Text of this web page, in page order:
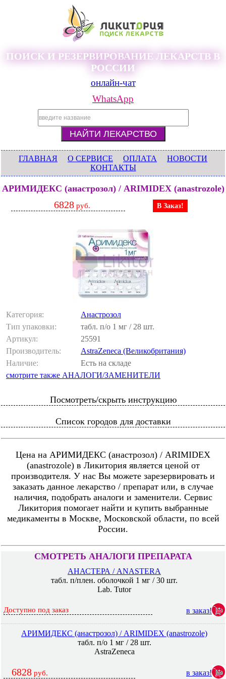
ПОИСК И РЕЗЕРВИРОВАНИЕ ЛЕКАРСТВ В
РОССИИ
онлайн-чат
WhatsApp
ГЛАВНАЯ О СЕРВИСЕ ОПЛАТА
НОВОСТИ
КОНТАКТЫ
АРИМИДЕКС (анастрозол) / ARIMIDEX (anastrozole)
6828 руб. В Заказ!
Категория:
Анастрозол
Тип упаковки:
табл. п/о 1 мг / 28 шт.
Артикул:
25591
Производитель:
AstraZeneca (Великобритания)
Наличие:
Есть на складе
смотрите также АНАЛОГИ/ЗАМЕНИТЕЛИ
Посмотреть/скрыть инструкцию
Список городов для доставки
Цена на АРИМИДЕКС (анастрозол) / ARIMIDEX
(anastrozole) в Ликитория является ценой от
производителя. У нас Вы можете зарезервировать и
заказать данное лекарство / препарат или, в случае
наличия, подобрать аналоги и заменители. Сервис
Ликитория помогает найти и купить выбранные
медикаменты в Москве, Московской области, по всей
России.
СМОТРЕТЬ АНАЛОГИ ПРЕПАРАТА
АНАСТЕРА / ANASTERA
табл. п/плен. оболочкой 1 мг / 30 шт.
Lab. Tutor
Доступно под заказ в заказ!
АРИМИДЕКС (анастрозол) / ARIMIDEX (anastrozole)
табл. п/о 1 мг / 28 шт.
AstraZeneca
6828 руб. в заказ!